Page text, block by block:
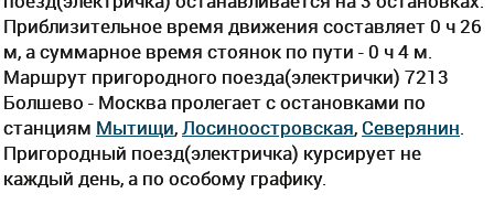
Приблизительное время движения составляет 0 ч 26
м, а суммарное время стоянок по пути - 0 ч 4 м.
Маршрут пригородного поезда(электрички) 7213
Болшево - Москва пролегает c остановками по
станциям Мытищи, Лосиноостровская, Северянин
Пригородный поезд(электричка) курсирует не
каждый день, а по особому графику.